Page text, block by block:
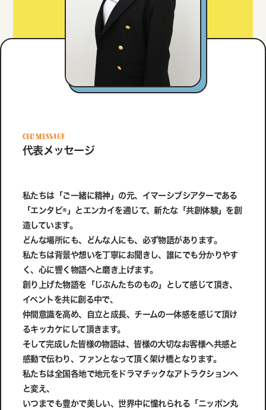
ceo message
代表メッセージ
私たちは「ご一緒に精神」の元、イマーシブシアターである
「エンタビ®」とエンカイを通じて、新たな「共創体験」を創
造しています。
どんな場所にも、どんな人にも、必ず物語があります。
私たちは背景や想いを丁寧にお聞きし、誰にでも分かりやす
く、心に響く物語へと磨き上げます。
創り上げた物語を「じぶんたちのもの」として感じて頂き、
イベントを共に創る中で、
仲間意識を高め、自立と成長、チームの一体感を感じて頂け
るキッカケにして頂きます。
そして完成した皆様の物語は、皆様の大切なお客様へ共感と
感動で伝わり、ファンとなって頂く架け橋となります。
私たちは全国各地で地元をドラマチックなアトラクションへ
と変え、
いつまでも豊かで美しい、世界中に憧れられる「ニッポン丸